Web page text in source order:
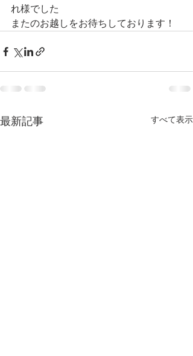
れ様でした
またのお越しをお待ちしております！
最新記事 すべて表示